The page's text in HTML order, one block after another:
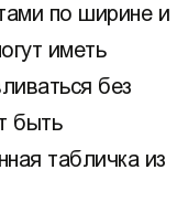
по ширине и
иметь
без
быть
табличка из